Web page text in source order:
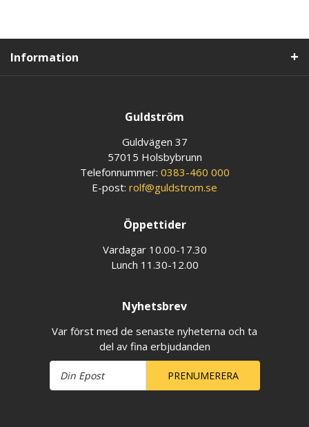
Information
Guldström
Guldvägen 37
57015 Holsbybrunn
Telefonnummer: 0383-460 000
E-post: rolf@guldstrom.se
Öppettider
Vardagar 10.00-17.30
Lunch 11.30-12.00
Nyhetsbrev
Var först med de senaste nyheterna och ta
del av fina erbjudanden
PRENUMERERA